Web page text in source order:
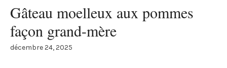
Gâteau moelleux aux pommes
façon grand-mère
décembre 24, 2025